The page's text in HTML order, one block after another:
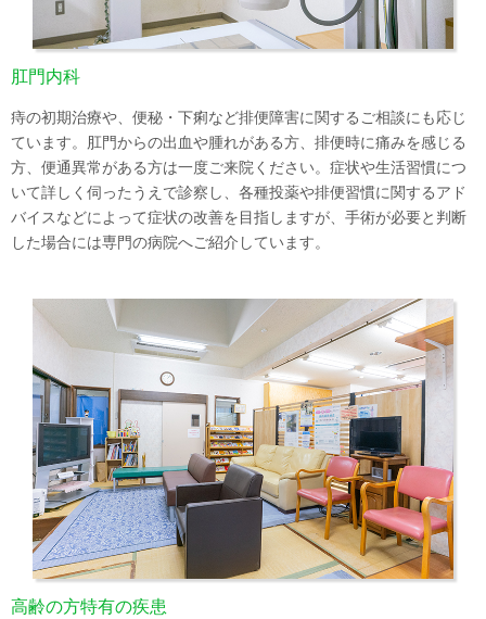
肛門内科
痔の初期治療や、便秘・下痢など排便障害に関するご相談にも応じ
ています。肛門からの出血や腫れがある方、排便時に痛みを感じる
方、便通異常がある方は一度ご来院ください。症状や生活習慣につ
いて詳しく伺ったうえで診察し、各種投薬や排便習慣に関するアド
バイスなどによって症状の改善を目指しますが、手術が必要と判断
した場合には専門の病院へご紹介しています。
高齢の方特有の疾患